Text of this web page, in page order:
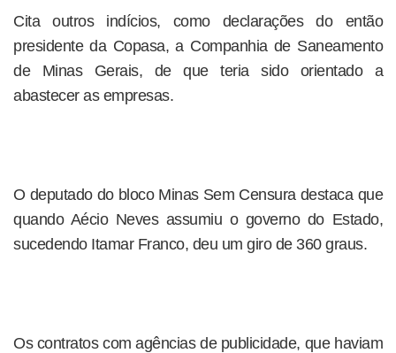
Cita outros indícios, como declarações do então
presidente da Copasa, a Companhia de Saneamento
de Minas Gerais, de que teria sido orientado a
abastecer as empresas.
O deputado do bloco Minas Sem Censura destaca que
quando Aécio Neves assumiu o governo do Estado,
sucedendo Itamar Franco, deu um giro de 360 graus.
Os contratos com agências de publicidade, que haviam